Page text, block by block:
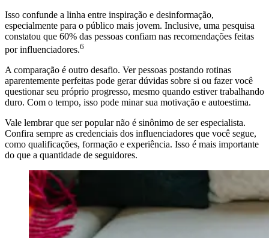
Isso confunde a linha entre inspiração e desinformação,
especialmente para o público mais jovem. Inclusive, uma pesquisa
constatou que 60% das pessoas confiam nas recomendações feitas
por influenciadores.6
A comparação é outro desafio. Ver pessoas postando rotinas
aparentemente perfeitas pode gerar dúvidas sobre si ou fazer você
questionar seu próprio progresso, mesmo quando estiver trabalhando
duro. Com o tempo, isso pode minar sua motivação e autoestima.
Vale lembrar que ser popular não é sinônimo de ser especialista.
Confira sempre as credenciais dos influenciadores que você segue,
como qualificações, formação e experiência. Isso é mais importante
do que a quantidade de seguidores.